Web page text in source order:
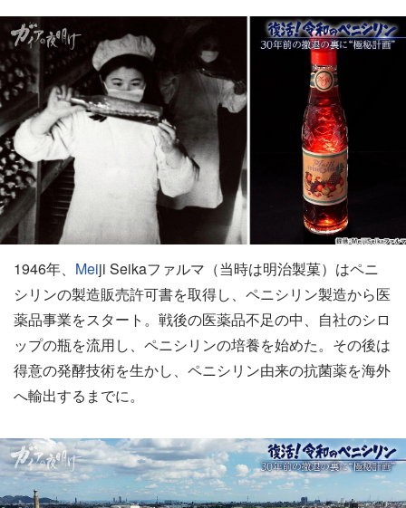
1946年、 Meiji Seikaファルマ（当時は明治製菓）はペニ
シリンの製造販売許可書を取得し、ペニシリン製造から医
薬品事業をスタート。戦後の医薬品不足の中、自社のシロ
ップの瓶を流用し、ペニシリンの培養を始めた。その後は
得意の発酵技術を生かし、ペニシリン由来の抗菌薬を海外
へ輸出するまでに。